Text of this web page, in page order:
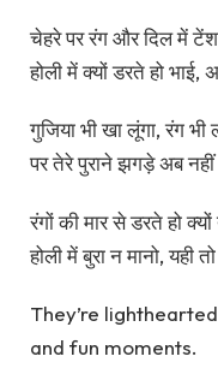
चेहरे पर रंग और दिल में
होली में क्यों डरते हो
गुजिया भी खा लूंगा, रंग भी
पर तेरे पुराने झगड़े अब
रंगों की मार से डरते हो क्यों
होली में बुरा न मानो, यही
They’re
and fun moments.